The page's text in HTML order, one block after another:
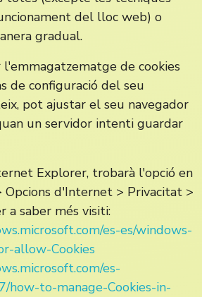
del lloc web) o
gradual.
de cookies
de configuració del seu
pot ajustar el seu navegador
un servidor intenti guardar
Explorer, trobarà l'opció en
Opcions d'Internet > Privacitat >
a saber més visiti:
es-es/windows-
allow-Cookies
es-
how-to-manage-Cookies-in-